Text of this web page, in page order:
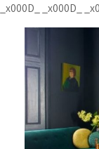
_x000D_ _x000D_